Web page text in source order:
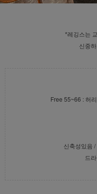
*레깅스는
신중
Free 55~66 : 허
신축성있음
드